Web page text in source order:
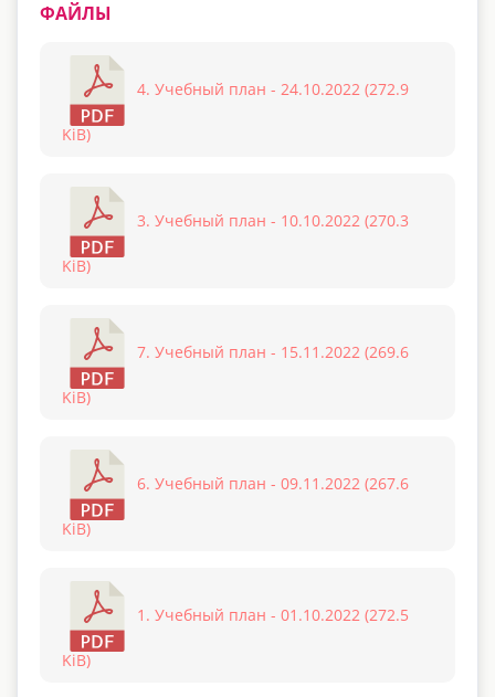
ФАЙЛЫ
4. Учебный план - 24.10.2022 (272.9
KiB)
3. Учебный план - 10.10.2022 (270.3
KiB)
7. Учебный план - 15.11.2022 (269.6
KiB)
6. Учебный план - 09.11.2022 (267.6
KiB)
1. Учебный план - 01.10.2022 (272.5
KiB)